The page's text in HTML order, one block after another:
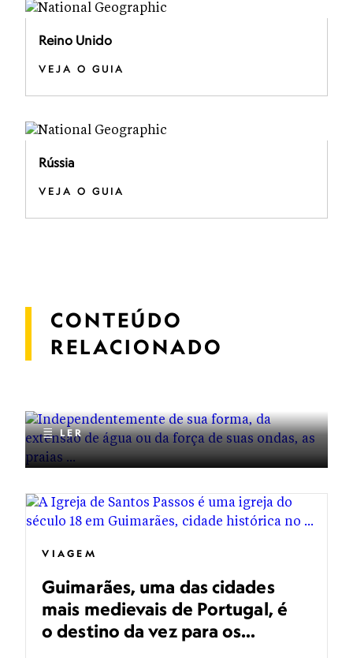
Reino Unido
VEJA O GUIA
Rússia
VEJA O GUIA
CONTEÚDO
RELACIONADO
VIAGEM
vida, eleitas pela National
Geographic
LER
VIAGEM
Guimarães, uma das cidades
mais medievais de Portugal, é
o destino da vez para os